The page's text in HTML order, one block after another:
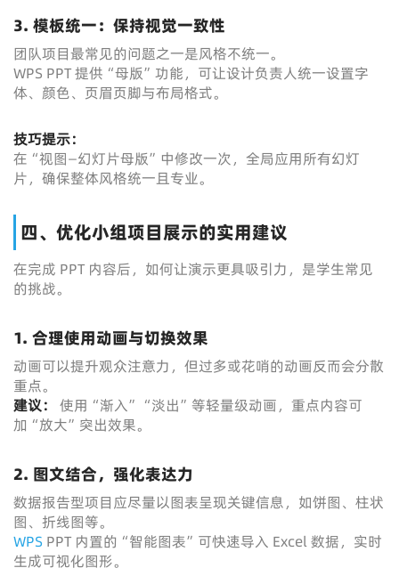
3. 模板统一：保持视觉一致性
团队项目最常见的问题之一是风格不统一。
WPS PPT 提供“母版”功能，可让设计负责人统一设置字
体、颜色、页眉页脚与布局格式。
技巧提示：
在“视图—幻灯片母版”中修改一次，全局应用所有幻灯
片，确保整体风格统一且专业。
四、优化小组项目展示的实用建议
在完成 PPT 内容后，如何让演示更具吸引力，是学生常见
的挑战。
1. 合理使用动画与切换效果
动画可以提升观众注意力，但过多或花哨的动画反而会分散
重点。
建议：
使用“渐入”“淡出”等轻量级动画，重点内容可
加“放大”突出效果。
2. 图文结合，强化表达力
数据报告型项目应尽量以图表呈现关键信息，如饼图、柱状
图、折线图等。
WPS PPT 内置的“智能图表”可快速导入 Excel 数据，实时
生成可视化图形。